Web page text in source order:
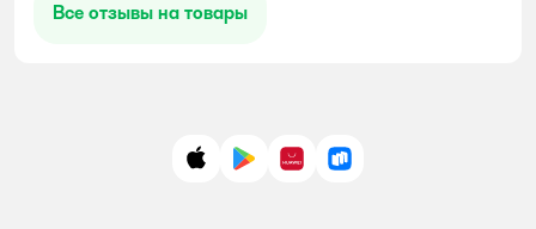
Все отзывы на товары
App StoreGoogle Play
AppGallery
RuStore